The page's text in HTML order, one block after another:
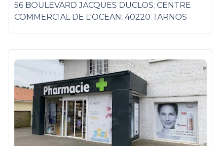
56 BOULEVARD JACQUES DUCLOS; CENTRE
COMMERCIAL DE L'OCEAN; 40220 TARNOS